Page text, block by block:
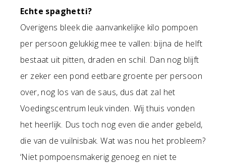
Echte spaghetti?
Overigens bleek die aanvankelijke kilo pompoen
per persoon gelukkig mee te vallen: bijna de helft
bestaat uit pitten, draden en schil. Dan nog blijft
er zeker een pond eetbare groente per persoon
over, nog los van de saus, dus dat zal het
Voedingscentrum leuk vinden. Wij thuis vonden
het heerlijk. Dus toch nog even die ander gebeld,
die van de vuilnisbak. Wat was nou het probleem?
‘Niet pompoensmakerig genoeg en niet te